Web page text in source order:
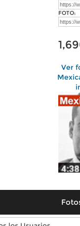
FOTO:
Ver